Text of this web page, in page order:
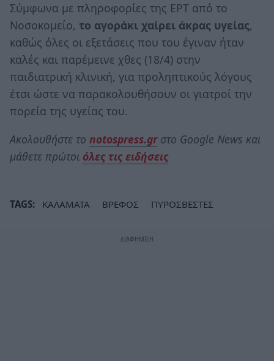
Σύμφωνα με πληροφορίες της ΕΡΤ από το
Νοσοκομείο, το αγοράκι χαίρει άκρας υγείας,
καθώς όλες οι εξετάσεις που του έγιναν ήταν
καλές και παρέμεινε χθες (18/4) στην
παιδιατρική κλινική, για προληπτικούς λόγους
έτσι ώστε να παρακολουθήσουν οι γιατροί την
πορεία της υγείας του.
Ακολουθήστε το notospress.grστο Google News και
μάθετε πρώτοι όλες τις ειδήσεις
TAGS: ΚΑΛΑΜΑΤΑ ΒΡΕΦΟΣ ΠΥΡΟΣΒΕΣΤΕΣ